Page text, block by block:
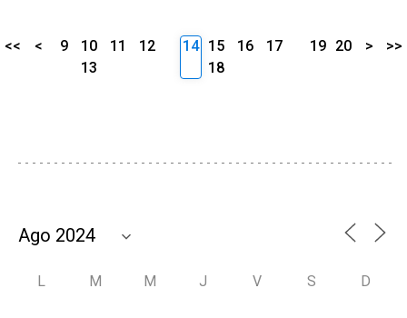
<< < 9 10 11
12
13
14 15 16
17
18
19 20 > >>
L M M J V S D